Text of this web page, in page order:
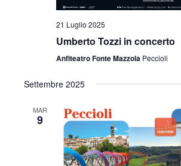
21 Luglio 2025
Umberto Tozzi in concerto
Anfiteatro Fonte Mazzola Peccioli
Settembre 2025
MAR
9